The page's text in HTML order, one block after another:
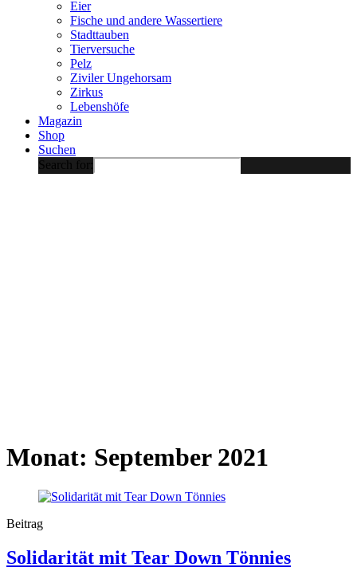
Eier
Fische und andere Wassertiere
Stadttauben
Tierversuche
Pelz
Ziviler Ungehorsam
Zirkus
Lebenshöfe
Magazin
Shop
Suchen
Search for:
Monat: September 2021
Beitrag
Solidarität mit Tear Down Tönnies